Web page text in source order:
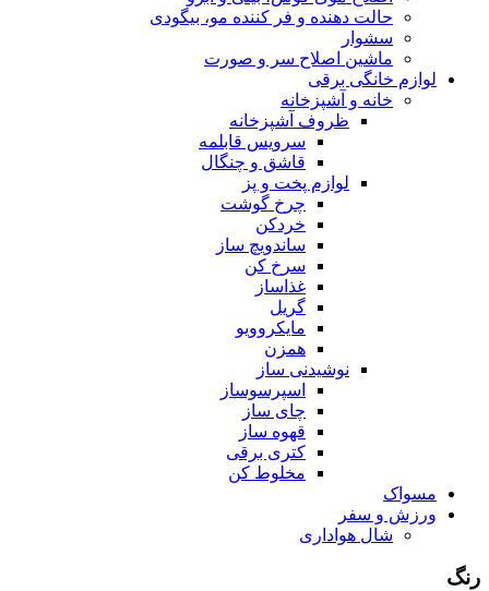
حالت دهنده و فر کننده مو، بیگودی
سشوار
ماشین اصلاح سر و صورت
لوازم خانگی برقی
خانه و آشپزخانه
ظروف آشپزخانه
سرویس قابلمه
قاشق و چنگال
لوازم پخت و پز
چرخ گوشت
خردکن
ساندویچ ساز
سرخ کن
غذاساز
گریل
مایکروویو
همزن
نوشیدنی ساز
اسپرسوساز
چای ساز
قهوه ساز
کتری برقی
مخلوط کن
مسواک
ورزش و سفر
شال هواداری
رنگ